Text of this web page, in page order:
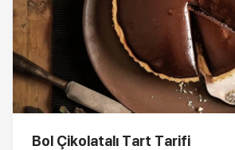
Bol Çikolatalı Tart Tarifi